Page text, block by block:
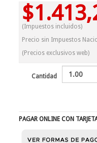
(Impuestos incluidos)
Precio sin Impuestos
(Precios exclusivos web)
Cantidad
PAGAR ONLINE CON